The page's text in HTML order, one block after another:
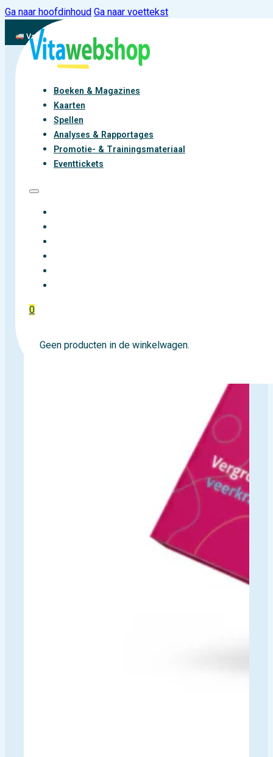
Ga naar hoofdinhoud Ga naar voettekst
Vandaag besteld, binnen 2-3 werkdagen aan de slag met vitaliteit
Boeken & Magazines
Kaarten
Spellen
Analyses & Rapportages
Promotie- & Trainingsmateriaal
Eventtickets
0
Geen producten in de winkelwagen.